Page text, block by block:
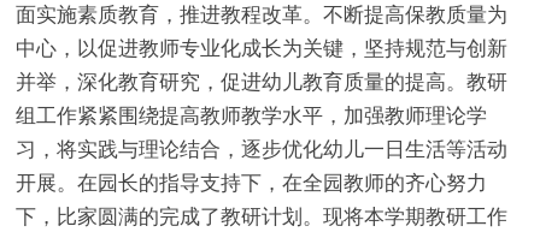
面实施素质教育，推进教程改革。不断提高保教质量为
中心，以促进教师专业化成长为关键，坚持规范与创新
并举，深化教育研究，促进幼儿教育质量的提高。教研
组工作紧紧围绕提高教师教学水平，加强教师理论学
习，将实践与理论结合，逐步优化幼儿一日生活等活动
开展。在园长的指导支持下，在全园教师的齐心努力
下，比家圆满的完成了教研计划。现将本学期教研工作